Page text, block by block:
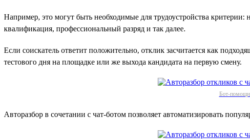
Например, это могут быть необходимые для трудоустройства
квалификация, профессиональный разряд и так далее.
Если соискатель ответит положительно, отклик засчитается как
тестового дня на площадке или же выхода кандидата на первую смену.
Бот-
Авторазбор в сочетании с чат-ботом позволяет автоматизировать